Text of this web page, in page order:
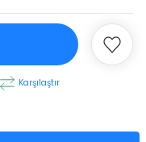
Karşılaştır